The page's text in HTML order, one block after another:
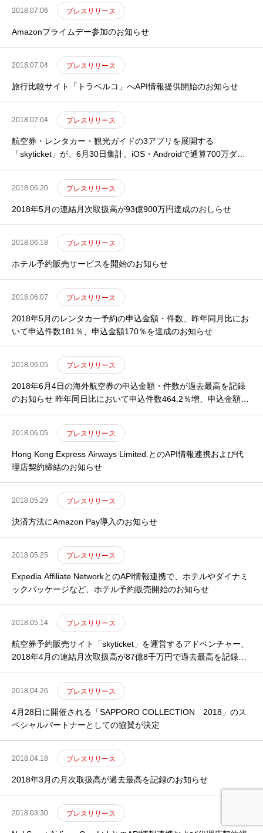
2018.07.06 プレスリリース
Amazonプライムデー参加のお知らせ
2018.07.04 プレスリリース
旅行比較サイト「トラベルコ」へAPI情報提供開始のお知らせ
2018.07.04 プレスリリース
航空券・レンタカー・観光ガイドの3アプリを展開する
「skyticket」が、6月30日集計、iOS・Androidで通算700万ダウ
2018.06.20 プレスリリース
2018年5月の連結月次取扱高が93億900万円達成のおしらせ
2018.06.18 プレスリリース
ホテル予約販売サービスを開始のお知らせ
2018.06.07 プレスリリース
2018年5月のレンタカー予約の申込金額・件数、昨年同月比にお
いて申込件数181％、申込金額170％を達成のお知らせ
2018.06.05 プレスリリース
2018年6月4日の海外航空券の申込金額・件数が過去最高を記録
のお知らせ 昨年同日比において申込件数464.2％増、申込金額
2018.06.05 プレスリリース
Hong Kong Express Airways Limited.とのAPI情報連携および代
理店契約締結のお知らせ
2018.05.29 プレスリリース
決済方法にAmazon Pay導入のお知らせ
2018.05.25 プレスリリース
Expedia Affiliate NetworkとのAPI情報連携で、ホテルやダイナミ
ックパッケージなど、ホテル予約販売開始のお知らせ
2018.05.14 プレスリリース
航空券予約販売サイト「skyticket」を運営するアドベンチャー、
2018年4月の連結月次取扱高が87億8千万円で過去最高を記録の
2018.04.26 プレスリリース
4月28日に開催される「SAPPORO COLLECTION 2018」のス
ペシャルパートナーとしての協賛が決定
2018.04.18 プレスリリース
2018年3月の月次取扱高が過去最高を記録のお知らせ
2018.03.30 プレスリリース